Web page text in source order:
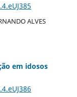
ALVES
em idosos